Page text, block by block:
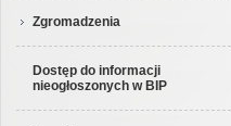
Zgromadzenia
Dostęp do informacji
nieogłoszonych w BIP